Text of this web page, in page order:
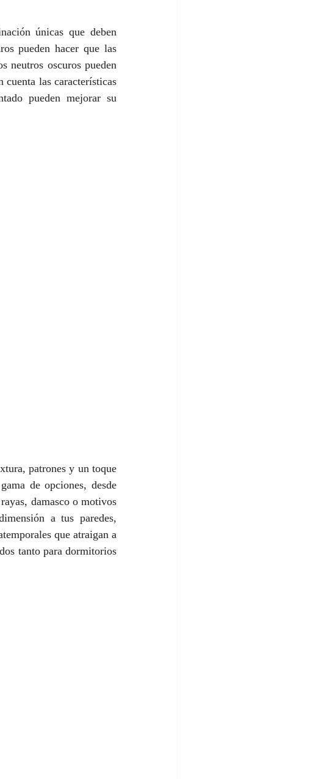
únicas que deben
pueden hacer que las
neutros oscuros pueden
cuenta las características
pueden mejorar su
patrones y un toque
de opciones, desde
damasco o motivos
a tus paredes,
que atraigan a
tanto para dormitorios